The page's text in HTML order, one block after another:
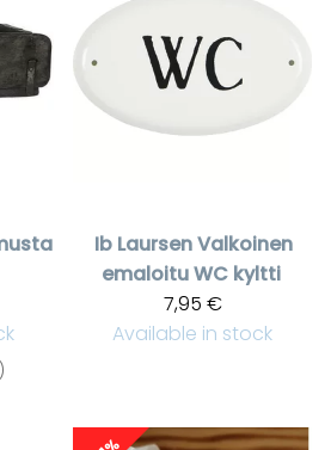
Ib LaursenValkoinen
emaloitu WC kyltti
7,95 €
Available in stock